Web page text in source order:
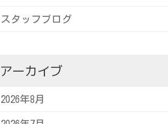
スタッフブログ
アーカイブ
2026年8月